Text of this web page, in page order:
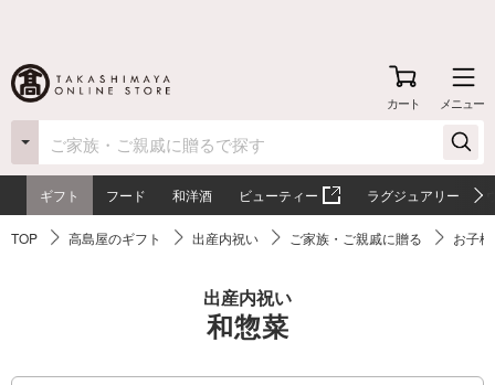
カート メニュー
ギフト フード 和洋酒 ビューティー ラグジュアリー
TOP 高島屋のギフト 出産内祝い ご家族・ご親戚に贈る お子
出産内祝い
和惣菜